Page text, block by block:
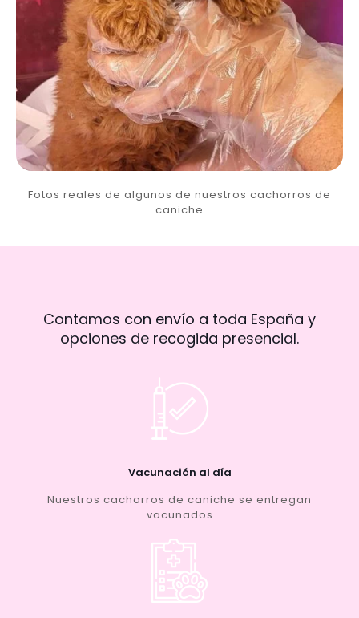
Fotos reales de algunos de nuestros cachorros de
caniche
Contamos con envío a toda España y
opciones de recogida presencial.
Vacunación al día
Nuestros cachorros de caniche se entregan
vacunados